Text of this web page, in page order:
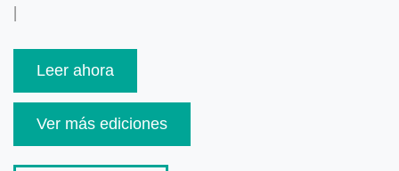
|
Leer ahora
Ver más ediciones